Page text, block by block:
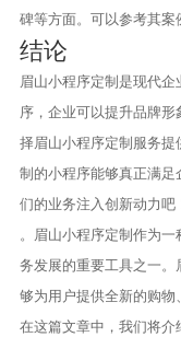
碑等方面。可以参考其案
结论
眉山小程序定制是现代
序，企业可以提升品牌
择眉山小程序定制服务
制的小程序能够真正满
们的业务注入创新动力吧
。眉山小程序定制作为
务发展的重要工具之一
够为用户提供全新的购物
在这篇文章中，我们将介